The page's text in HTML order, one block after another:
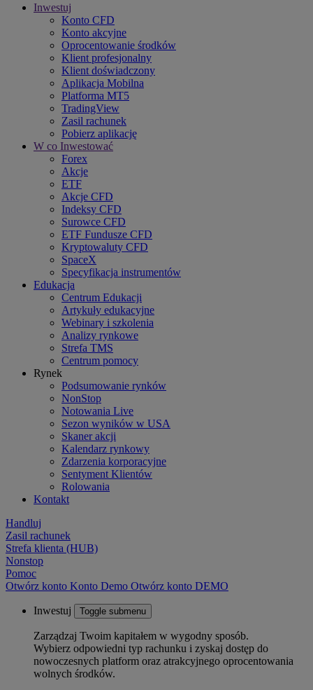
Inwestuj
Konto CFD
Konto akcyjne
Oprocentowanie środków
Klient profesjonalny
Klient doświadczony
Aplikacja Mobilna
Platforma MT5
TradingView
Zasil rachunek
Pobierz aplikację
W co Inwestować
Forex
Akcje
ETF
Akcje CFD
Indeksy CFD
Surowce CFD
ETF Fundusze CFD
Kryptowaluty CFD
SpaceX
Specyfikacja instrumentów
Edukacja
Centrum Edukacji
Artykuły edukacyjne
Webinary i szkolenia
Analizy rynkowe
Strefa TMS
Centrum pomocy
Rynek
Podsumowanie rynków
NonStop
Notowania Live
Sezon wyników w USA
Skaner akcji
Kalendarz rynkowy
Zdarzenia korporacyjne
Sentyment Klientów
Rolowania
Kontakt
Handluj
Zasil rachunek
Strefa klienta (HUB)
Nonstop
Pomoc
Otwórz konto Konto Demo Otwórz konto DEMO
Inwestuj Toggle submenu
Zarządzaj Twoim kapitałem w wygodny sposób.
Wybierz odpowiedni typ rachunku i zyskaj dostęp do
nowoczesnych platform oraz atrakcyjnego oprocentowania
wolnych środków.